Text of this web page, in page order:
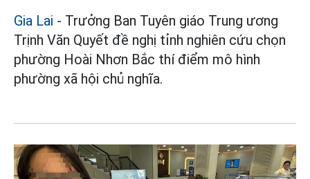
Gia Lai - Trưởng Ban Tuyên giáo Trung ương
Trịnh Văn Quyết đề nghị tỉnh nghiên cứu chọn
phường Hoài Nhơn Bắc thí điểm mô hình
phường xã hội chủ nghĩa.